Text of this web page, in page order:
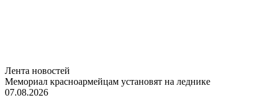
Лента новостей
Мемориал красноармейцам установят на леднике
07.08.2026